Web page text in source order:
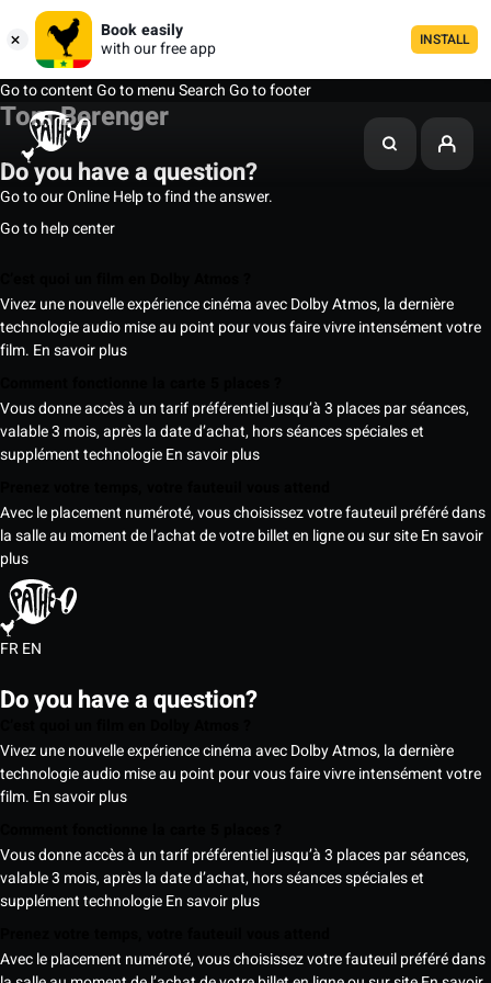
Book easily
with our free app
INSTALL
Go to contentGo to menuSearchGo to footer
Tom Berenger
Do you have a question?
Go to our Online Help to find the answer.
Go to help center
Vivez une nouvelle expérience cinéma avec Dolby Atmos, la dernière
technologie audio mise au point pour vous faire vivre intensément votre
film. En savoir plus
Vous donne accès à un tarif préférentiel jusqu’à 3 places par séances,
valable 3 mois, après la date d’achat, hors séances spéciales et
supplément technologieEn savoir plus
Avec le placement numéroté, vous choisissez votre fauteuil préféré dans
la salle au moment de l’achat de votre billet en ligne ou sur siteEn savoir
plus
FREN
Do you have a question?
Vivez une nouvelle expérience cinéma avec Dolby Atmos, la dernière
technologie audio mise au point pour vous faire vivre intensément votre
film. En savoir plus
Vous donne accès à un tarif préférentiel jusqu’à 3 places par séances,
valable 3 mois, après la date d’achat, hors séances spéciales et
supplément technologieEn savoir plus
Avec le placement numéroté, vous choisissez votre fauteuil préféré dans